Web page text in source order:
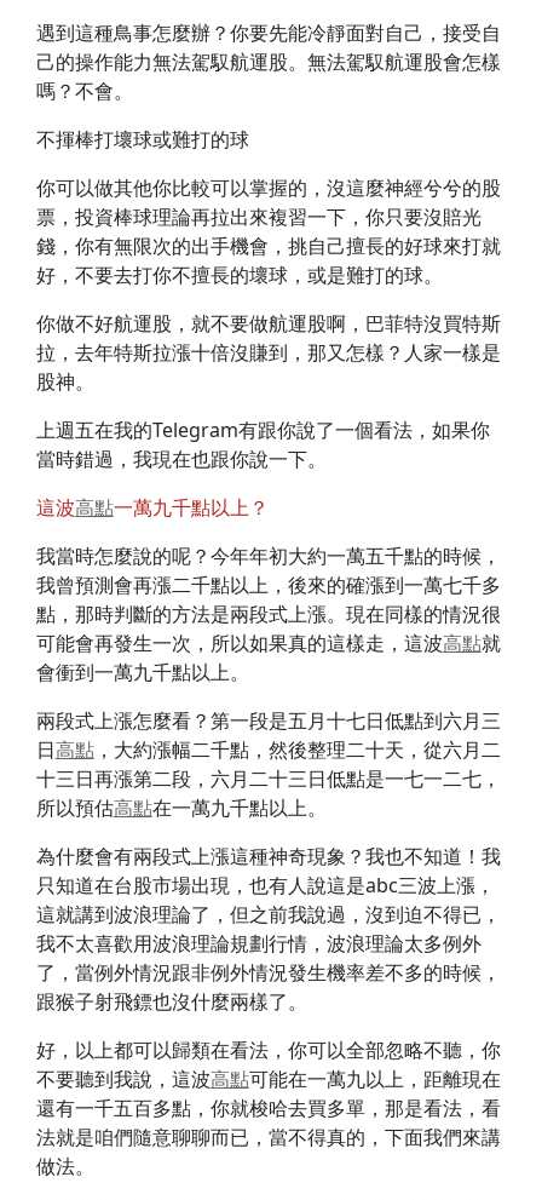
遇到這種鳥事怎麼辦？你要先能冷靜面對自己，接受自
己的操作能力無法駕馭航運股。無法駕馭航運股會怎樣
嗎？不會。
不揮棒打壞球或難打的球
你可以做其他你比較可以掌握的，沒這麼神經兮兮的股
票，投資棒球理論再拉出來複習一下，你只要沒賠光
錢，你有無限次的出手機會，挑自己擅長的好球來打就
好，不要去打你不擅長的壞球，或是難打的球。
你做不好航運股，就不要做航運股啊，巴菲特沒買特斯
拉，去年特斯拉漲十倍沒賺到，那又怎樣？人家一樣是
股神。
上週五在我的Telegram有跟你說了一個看法，如果你
當時錯過，我現在也跟你說一下。
這波高點一萬九千點以上？
我當時怎麼說的呢？今年年初大約一萬五千點的時候，
我曾預測會再漲二千點以上，後來的確漲到一萬七千多
點，那時判斷的方法是兩段式上漲。現在同樣的情況很
可能會再發生一次，所以如果真的這樣走，這波高點就
會衝到一萬九千點以上。
兩段式上漲怎麼看？第一段是五月十七日低點到六月三
日高點，大約漲幅二千點，然後整理二十天，從六月二
十三日再漲第二段，六月二十三日低點是一七一二七，
所以預估高點在一萬九千點以上。
為什麼會有兩段式上漲這種神奇現象？我也不知道！我
只知道在台股市場出現，也有人說這是abc三波上漲，
這就講到波浪理論了，但之前我說過，沒到迫不得已，
我不太喜歡用波浪理論規劃行情，波浪理論太多例外
了，當例外情況跟非例外情況發生機率差不多的時候，
跟猴子射飛鏢也沒什麼兩樣了。
好，以上都可以歸類在看法，你可以全部忽略不聽，你
不要聽到我說，這波高點可能在一萬九以上，距離現在
還有一千五百多點，你就梭哈去買多單，那是看法，看
法就是咱們隨意聊聊而已，當不得真的，下面我們來講
做法。